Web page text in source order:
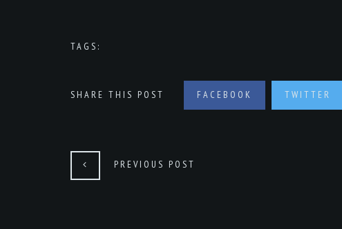
TAGS:
SHARE THIS POST FACEBOOK TWITTER
PREVIOUS POST